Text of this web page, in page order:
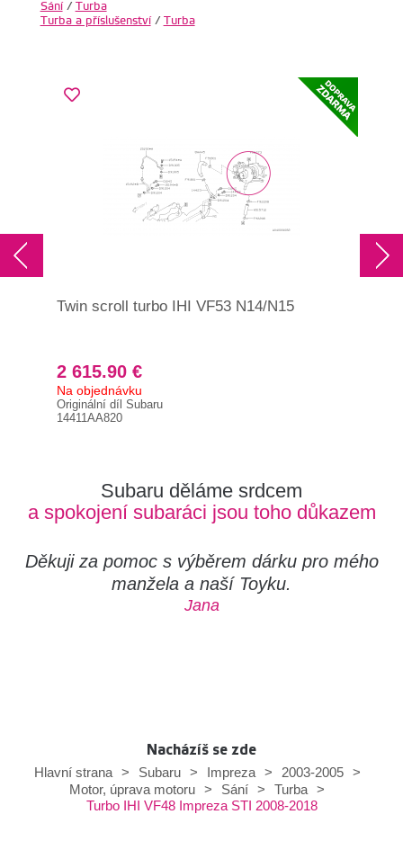
Sání/ Turba
Turba a příslušenství/ Turba
Twin scroll turbo IHI VF53 N14/N15
2 615.90 €
Na objednávku
Originální díl Subaru
14411AA820
Subaru děláme srdcem
a spokojení subaráci jsou toho důkazem
Děkuji za pomoc s výběrem dárku pro mého
manžela a naší Toyku.
Jana
Nacházíš se zde
Hlavní strana
> Subaru > Impreza > 2003-2005
>
Motor, úprava motoru > Sání > Turba >
Turbo IHI VF48 Impreza STI 2008-2018